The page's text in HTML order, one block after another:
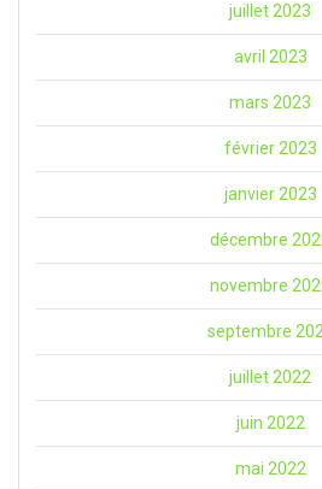
juillet 2023
avril 2023
mars 2023
février 2023
janvier 2023
décembre
novembre
septembre
juillet 2022
juin 2022
mai 2022